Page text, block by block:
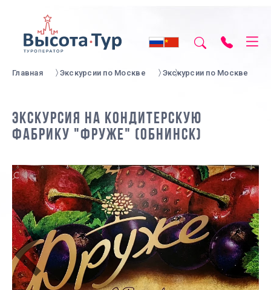
Главная Экскурсии по Москве Экскурсии по Москве
ЭКСКУРСИЯ НА КОНДИТЕРСКУЮ
ФАБРИКУ "ФРУЖЕ" (ОБНИНСК)